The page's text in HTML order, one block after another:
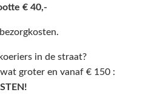
€ 40,-
in de straat?
groter en vanaf € 150 :